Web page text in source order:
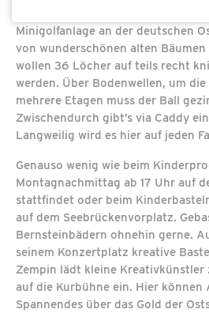
Minigolfanlage an der deutschen
von wunderschönen alten
wollen 36 Löcher auf teils recht
werden. Über Bodenwellen, um
mehrere Etagen muss der Ball
Zwischendurch gibt’s via Caddy
Langweilig wird es hier auf jeden
Genauso wenig wie beim
Montagnachmittag ab 17 Uhr auf
stattfindet oder beim
auf dem Seebrückenvorplatz.
Bernsteinbädern ohnehin gerne.
seinem Konzertplatz kreative
Zempin lädt kleine Kreativkünstler
auf die Kurbühne ein. Hier können
Spannendes über das Gold der